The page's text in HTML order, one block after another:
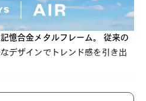
憶合金メタルフレーム。 従来の
デザインでトレンド感を引き出